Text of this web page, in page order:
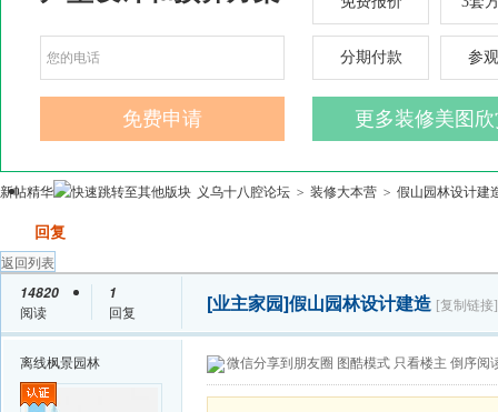
新帖精华 义乌十八腔论坛 > 装修大本营 > 假山园林设计建
回复
返回列表
14820
阅读
1
回复
[业主家园]假山园林设计建造 [复制链接]
离线枫景园林 微信分享到朋友圈 图酷模式 只看楼主 倒序阅